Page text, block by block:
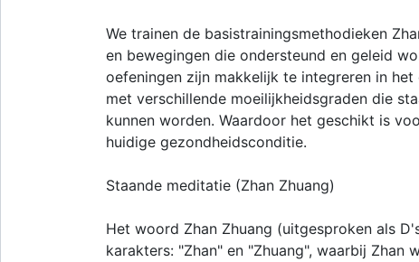
We trainen de basistrainingsmethodieken
en bewegingen die ondersteund en geleid
oefeningen zijn makkelijk te integreren in
met verschillende moeilijkheidsgraden die
kunnen worden. Waardoor het geschikt is
huidige gezondheidsconditie.
Staande meditatie (Zhan Zhuang)
Het woord Zhan Zhuang (uitgesproken als
karakters: "Zhan" en "Zhuang", waarbij